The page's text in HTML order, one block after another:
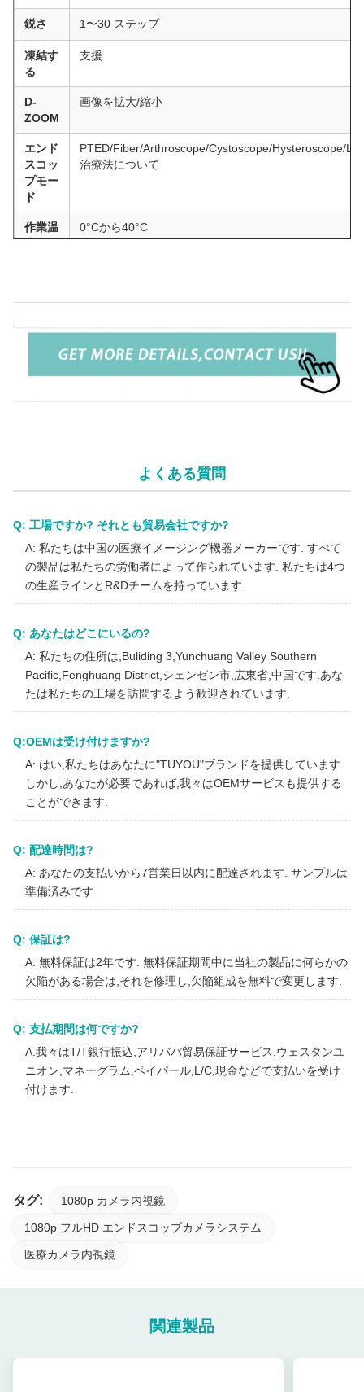
鋭さ 1〜30 ステップ
凍結す
る
支援
D-
ZOOM
画像を拡大/縮小
エンド
スコッ
プモー
ド
PTED/Fiber/Arthroscope/Cystoscope/Hysteroscope/
治療法について
作業温
0°Cから40°C
電源 DC12V ±10%<1.7W
プロセ
2000×1700×170mm
よくある質問
Q: 工場ですか? それとも貿易会社ですか?
A: 私たちは中国の医療イメージング機器メーカーです. すべて
の製品は私たちの労働者によって作られています. 私たちは4つ
の生産ラインとR&Dチームを持っています.
Q: あなたはどこにいるの?
A: 私たちの住所は,Buliding 3,Yunchuang Valley Southern
Pacific,Fenghuang District,シェンゼン市,広東省,中国です.あな
たは私たちの工場を訪問するよう歓迎されています.
Q:OEMは受け付けますか?
A: はい,私たちはあなたに"TUYOU"ブランドを提供しています.
しかし,あなたが必要であれば,我々はOEMサービスも提供する
ことができます.
Q: 配達時間は?
A: あなたの支払いから7営業日以内に配達されます. サンプルは
準備済みです.
Q: 保証は?
A: 無料保証は2年です. 無料保証期間中に当社の製品に何らかの
欠陥がある場合は,それを修理し,欠陥組成を無料で変更します.
Q: 支払期間は何ですか?
A.我々はT/T銀行振込,アリババ貿易保証サービス,ウェスタンユ
ニオン,マネーグラム,ペイパール,L/C,現金などで支払いを受け
付けます.
タグ: 1080p カメラ内視鏡
1080p フルHD エンドスコップカメラシステム
医療カメラ内視鏡
関連製品